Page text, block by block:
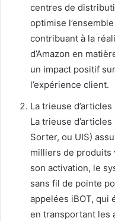
centres de
optimise
contribuant à la
d’Amazon en
un impact positif
l’expérience client.
La trieuse
La trieuse
Sorter, ou UIS)
milliers de produits
son activation, le
sans fil de pointe
appelées iBOT, qui
en transportant les